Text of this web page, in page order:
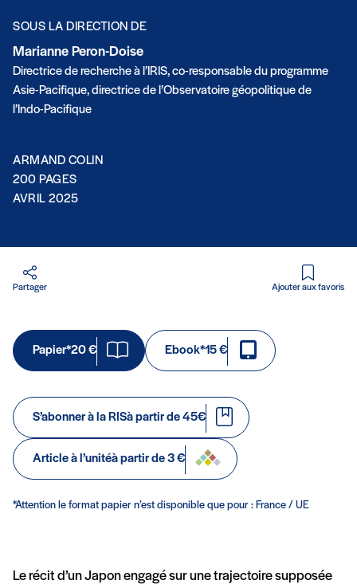
SOUS LA DIRECTION DE
Marianne Peron-Doise
Directrice de recherche à l’IRIS, co-responsable du programme
Asie-Pacifique, directrice de l’Observatoire géopolitique de
l’Indo-Pacifique
ARMAND COLIN
200 PAGES
AVRIL 2025
Partager Ajouter aux favoris
Papier*20 € Ebook*15 €
S’abonner à la RISà partir de 45€
Article à l’unitéà partir de 3 €
*Attention le format papier n’est disponible que pour : France / UE
Le récit d’un Japon engagé sur une trajectoire supposée